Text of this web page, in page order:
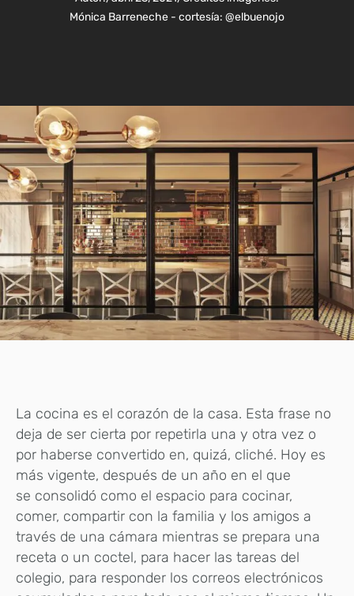
Mónica Barreneche - cortesía: @elbuenojo
La cocina es el corazón de la casa. Esta frase no
deja de ser cierta por repetirla una y otra vez o
por haberse convertido en, quizá, cliché. Hoy es
más vigente, después de un año en el que
se consolidó como el espacio para cocinar,
comer, compartir con la familia y los amigos a
través de una cámara mientras se prepara una
receta o un coctel, para hacer las tareas del
colegio, para responder los correos electrónicos